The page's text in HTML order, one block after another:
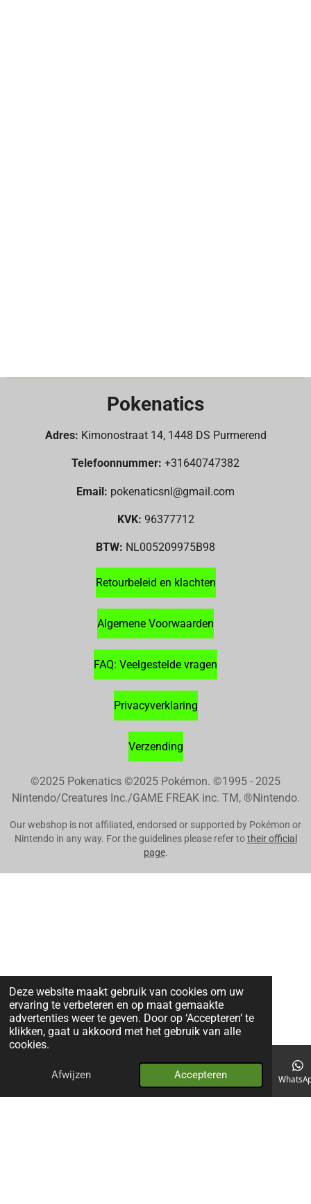
Deze website maakt gebruik van cookies om uw
ervaring te verbeteren en op maat gemaakte
advertenties weer te geven. Door op ‘Accepteren’ te
klikken, gaat u akkoord met het gebruik van alle
cookies.
Afwijzen Accepteren
Pokenatics
Adres: Kimonostraat 14, 1448 DS Purmerend
Telefoonnummer: +31640747382
Email: pokenaticsnl@gmail.com
KVK: 96377712
BTW: NL005209975B98
Retourbeleid en klachten
Algemene Voorwaarden
FAQ: Veelgestelde vragen
Privacyverklaring
Verzending
©2025 Pokenatics ©2025 Pokémon. ©1995 - 2025
Nintendo/Creatures Inc./GAME FREAK inc. TM, ®Nintendo.
Our webshop is not affiliated, endorsed or supported by Pokémon or
Nintendo in any way. For the guidelines please refer totheir official
page.
E-mailadres Kaart